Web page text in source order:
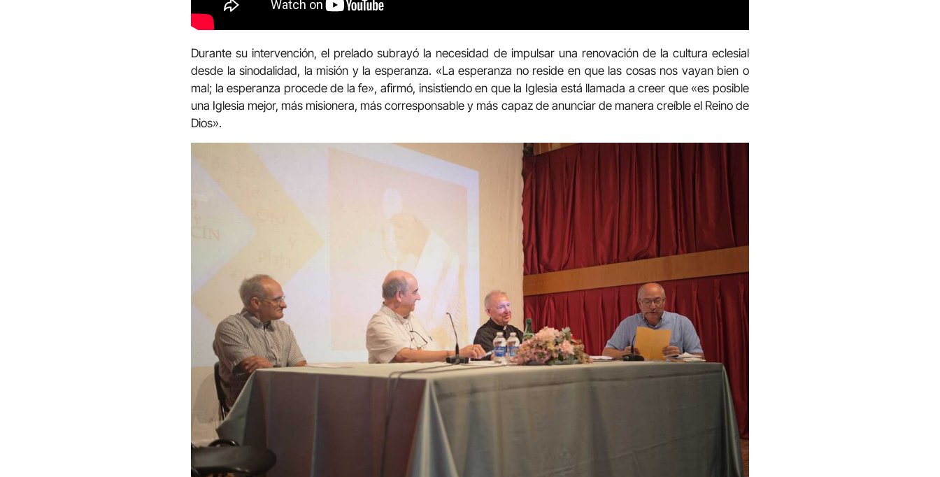
Durante su intervención, el prelado subrayó la necesidad de impulsar una renovación de la cultura eclesial
desde la sinodalidad, la misión y la esperanza. «La esperanza no reside en que las cosas nos vayan bien o
mal; la esperanza procede de la fe», afirmó, insistiendo en que la Iglesia está llamada a creer que «es posible
una Iglesia mejor, más misionera, más corresponsable y más capaz de anunciar de manera creíble el Reino de
Dios».